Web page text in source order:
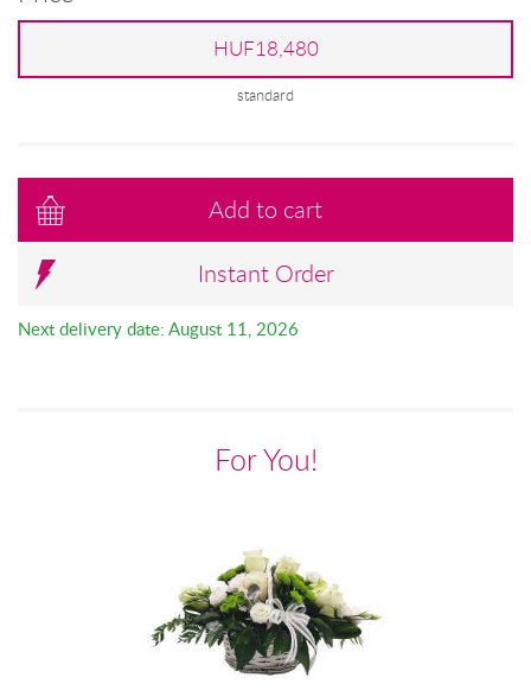
HUF18,480
standard
Add to cart
Instant Order
Next delivery date: August 11, 2026
For You!